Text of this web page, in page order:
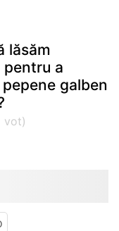
lăsăm
pentru a
galben